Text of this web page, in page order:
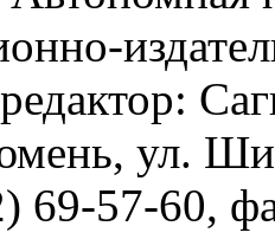
ул.
69-57-60,